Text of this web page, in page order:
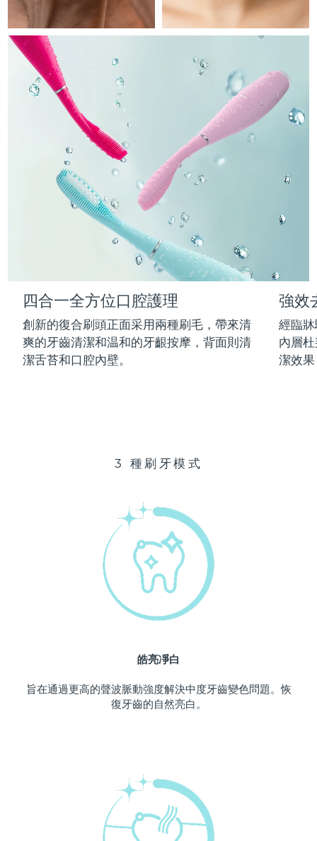
四合一全方位口腔護理
創新的復合刷頭正面采用兩種刷毛，帶來清
爽的牙齒清潔和温和的牙齦按摩，背面則清
潔舌苔和口腔內壁。
強效
經臨
內層
潔效
3 種刷牙模式
皓亮凈白
旨在通過更高的聲波脈動強度解決中度牙齒變色問題。恢
復牙齒的自然亮白。
PEACH™ 2 go
Travel-friendly IPL hair removal
PEACH™ Cooling Prep Gel
Cooling IPL hair removal gel
SUPERCHARGED™ serum
Firming body serum
ESPADA™ 2
ESPADA™ Blemish Solution
Concentrated acne gel
ESPADA™ 設備
All acne treatment devices
IRIS™ 2
眼部護膚
Advanced eye care treatment
眼部護理設備
All revitalizing eye massagers
毛孔護理
Diamond microdermabrasion .
KIWI™
Blackhead remover
KIWI™ 皮肤护理
Advanced pore care essentials
護發
2-in-1 LED scalp massager
FLIP™ play advanced
LED light hairbrush
LUNA™ Dual-Peptide Scalp
Serum
For healthy hair
牙齒美白
NEW
issa™ Teeth Whitening Set
Dual LED + sonic device & 18% PAP gel
issa™ Teeth Whitening Gel
18% PAP
男士
中國香港特別行政區 預計送達日期 09/08/2026
匈牙利 08/08/2026
冰島 預計送達日期 09/08/2026
預計送達日期06/08/2026
預計送達日期 08/08/2026
預計送達日期 10/08/2026
預計送達日期
預計送達日期11/08/2026
澤西島 13/08/2026
哈薩克 預計送達日期10/08/2026
中國澳門特別行政區 預計送達日期
預計送達日期
預計送達日期
預計送達日期
預計送達日期